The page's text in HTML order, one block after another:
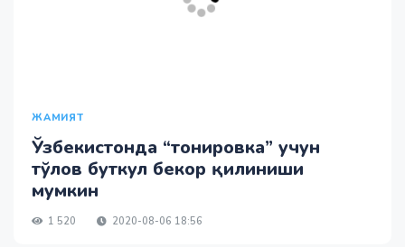
ЖАМИЯТ
Ўзбекистонда “тонировка” учун
тўлов буткул бекор қилиниши
мумкин
1 520 2020-08-06 18:56